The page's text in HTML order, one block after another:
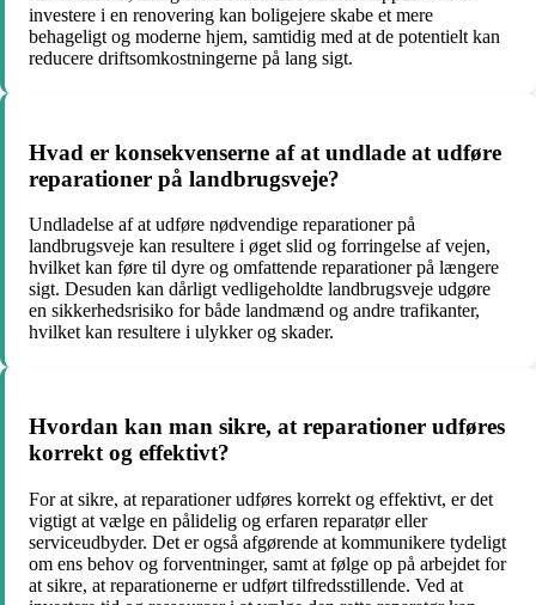
investere i en renovering kan boligejere skabe et mere
behageligt og moderne hjem, samtidig med at de potentielt kan
reducere driftsomkostningerne på lang sigt.
Hvad er konsekvenserne af at undlade at udføre
reparationer på landbrugsveje?
Undladelse af at udføre nødvendige reparationer på
landbrugsveje kan resultere i øget slid og forringelse af vejen,
hvilket kan føre til dyre og omfattende reparationer på længere
sigt. Desuden kan dårligt vedligeholdte landbrugsveje udgøre
en sikkerhedsrisiko for både landmænd og andre trafikanter,
hvilket kan resultere i ulykker og skader.
Hvordan kan man sikre, at reparationer udføres
korrekt og effektivt?
For at sikre, at reparationer udføres korrekt og effektivt, er det
vigtigt at vælge en pålidelig og erfaren reparatør eller
serviceudbyder. Det er også afgørende at kommunikere tydeligt
om ens behov og forventninger, samt at følge op på arbejdet for
at sikre, at reparationerne er udført tilfredsstillende. Ved at